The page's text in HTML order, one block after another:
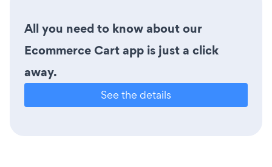
All you need to know about our
Ecommerce Cart app is just a click
away.
See the details